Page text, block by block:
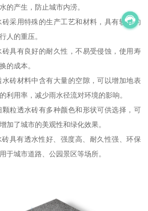
的产生，防止城市内涝。
采用特殊的生产工艺和材料，具有较高的
人的重压。
具有良好的耐久性，不易受侵蚀，使用寿
的成本。
砖材料中含有大量的空隙，可以增加地表
利用率，减少雨水径流对环境的影响。
粒透水砖有多种颜色和形状可供选择，可
加了城市的美观性和绿化效果。
具有透水性好、强度高、耐久性强、环保
于城市道路、公园景区等场所。